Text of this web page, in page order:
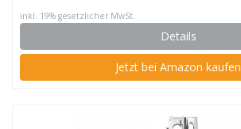
inkl. 19% gesetzlicher MwSt.
Details
Jetzt bei Amazon kaufen